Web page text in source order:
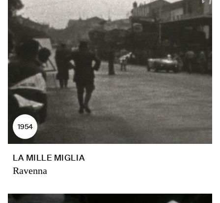
1954
LA MILLE MIGLIA
Ravenna